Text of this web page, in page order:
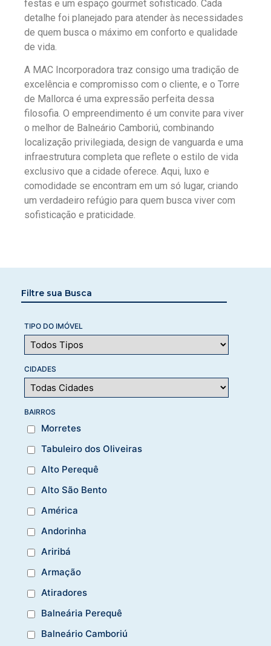
Filtre sua Busca
TIPO DO IMÓVEL
CIDADES
BAIRROS
Morretes
Tabuleiro dos Oliveiras
Alto Perequê
Alto São Bento
América
Andorinha
Ariribá
Armação
Atiradores
Balneária Perequê
Balneário Camboriú
festas e um espaço gourmet sofisticado. Cada
detalhe foi planejado para atender às necessidades
de quem busca o máximo em conforto e qualidade
de vida.
A MAC Incorporadora traz consigo uma tradição de
excelência e compromisso com o cliente, e o Torre
de Mallorca é uma expressão perfeita dessa
filosofia. O empreendimento é um convite para viver
o melhor de Balneário Camboriú, combinando
localização privilegiada, design de vanguarda e uma
infraestrutura completa que reflete o estilo de vida
exclusivo que a cidade oferece. Aqui, luxo e
comodidade se encontram em um só lugar, criando
um verdadeiro refúgio para quem busca viver com
sofisticação e praticidade.